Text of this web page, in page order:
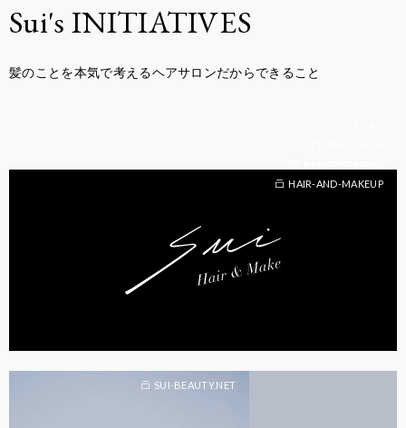
Sui's INITIATIVES
髪のことを本気で考えるヘアサロンだからできること
HAIR-AND-MAKEUP
SUI-BEAUTY.NET